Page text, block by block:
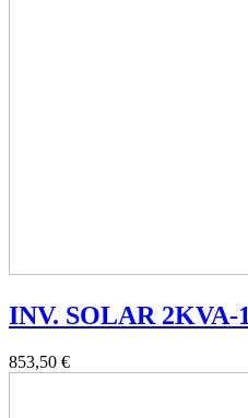
INV. SOLAR 2KVA-
853,50 €